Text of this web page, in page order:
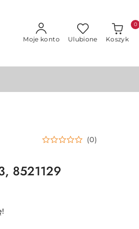
Moje konto Ulubione Koszyk
0
(0)
8521129